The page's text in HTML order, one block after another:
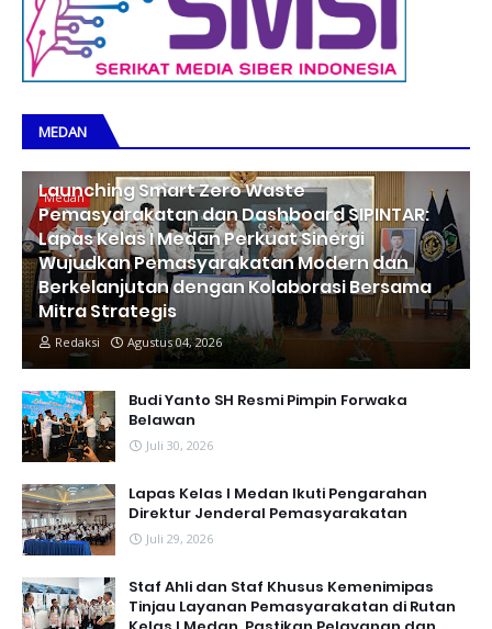
MEDAN
Medan
Launching Smart Zero Waste
Pemasyarakatan dan Dashboard SIPINTAR:
Lapas Kelas I Medan Perkuat Sinergi
Wujudkan Pemasyarakatan Modern dan
Berkelanjutan dengan Kolaborasi Bersama
Mitra Strategis
Redaksi Agustus 04, 2026
Budi Yanto SH Resmi Pimpin Forwaka
Belawan
Juli 30, 2026
Lapas Kelas I Medan Ikuti Pengarahan
Direktur Jenderal Pemasyarakatan
Juli 29, 2026
Staf Ahli dan Staf Khusus Kemenimipas
Tinjau Layanan Pemasyarakatan di Rutan